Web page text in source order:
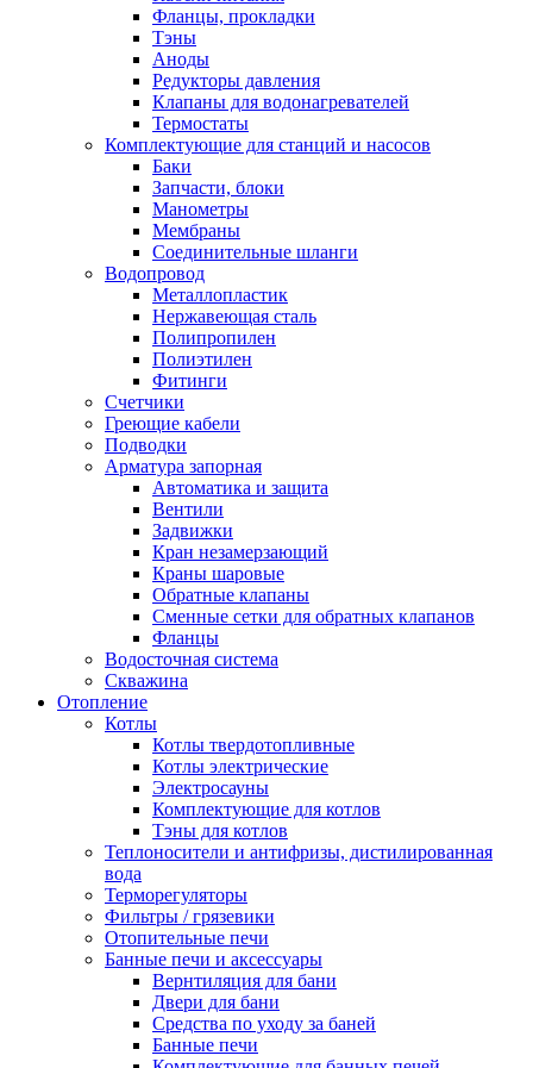
Обмен и возврат товара
Вакансии
Фланцы, прокладки
Тэны
Аноды
Редукторы давления
Клапаны для водонагревателей
Термостаты
Комплектующие для станций и насосов
Баки
Запчасти, блоки
Манометры
Мембраны
Соединительные шланги
Водопровод
Металлопластик
Нержавеющая сталь
Полипропилен
Полиэтилен
Фитинги
Счетчики
Греющие кабели
Подводки
Арматура запорная
Автоматика и защита
Вентили
Задвижки
Кран незамерзающий
Краны шаровые
Обратные клапаны
Сменные сетки для обратных клапанов
Фланцы
Водосточная система
Скважина
Отопление
Котлы
Котлы твердотопливные
Котлы электрические
Электросауны
Комплектующие для котлов
Тэны для котлов
Теплоносители и антифризы, дистилированная
вода
Терморегуляторы
Фильтры / грязевики
Отопительные печи
Банные печи и аксессуары
Вернтиляция для бани
Двери для бани
Средства по уходу за баней
Банные печи